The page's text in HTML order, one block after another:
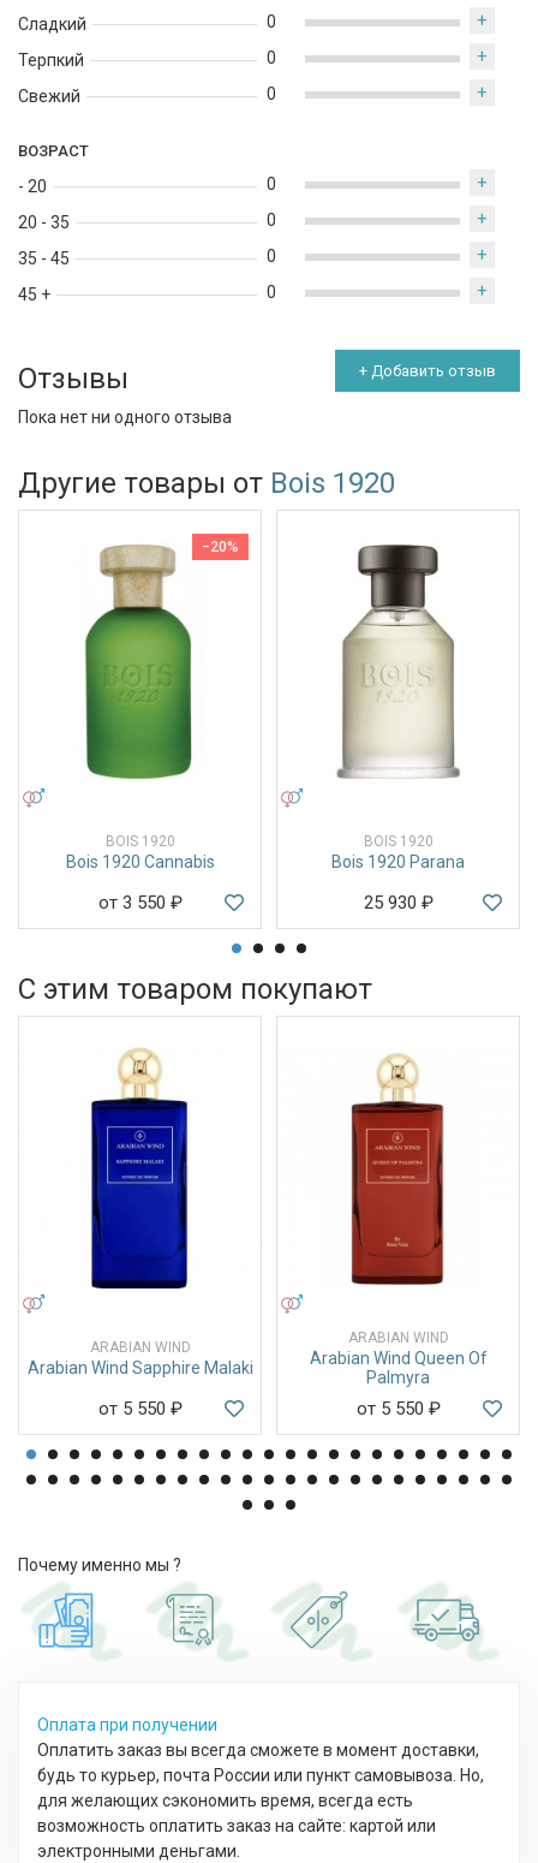
Сладкий
Терпкий
Свежий
0 +
0 +
0 +
ВОЗРАСТ
- 20
20 - 35
35 - 45
45 +
0 +
0 +
0 +
0 +
Отзывы + Добавить отзыв
Пока нет ни одного отзыва
Другие товары от Bois 1920
−20%
BOIS 1920
Bois 1920 Cannabis
от 3 550 ₽
BOIS 1920
Bois 1920 Parana
25 930 ₽
С этим товаром покупают
ARABIAN WIND
Arabian Wind Sapphire Malaki
от 5 550 ₽
ARABIAN WIND
Arabian Wind Queen Of
Palmyra
от 5 550 ₽
Почему именно мы ?
Оплата при получении
Оплатить заказ вы всегда сможете в момент доставки,
будь то курьер, почта России или пункт самовывоза. Но,
для желающих сэкономить время, всегда есть
возможность оплатить заказ на сайте: картой или
электронными деньгами.